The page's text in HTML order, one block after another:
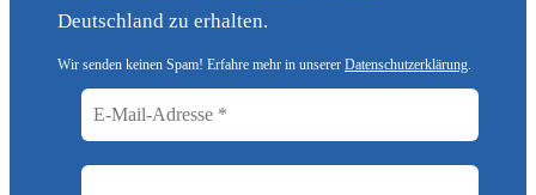
Deutschland zu erhalten.
Wir senden keinen Spam! Erfahre mehr in unserer Datenschutzerklärung